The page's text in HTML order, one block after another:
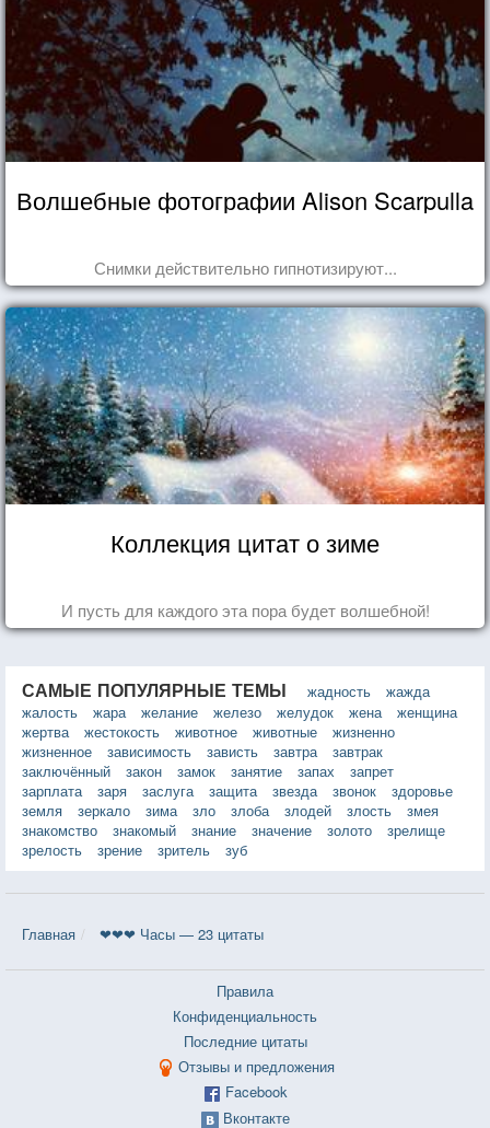
Волшебные фотографии Alison Scarpulla
Снимки действительно гипнотизируют...
Коллекция цитат о зиме
И пусть для каждого эта пора будет волшебной!
САМЫЕ ПОПУЛЯРНЫЕ ТЕМЫ жадность
жажда
жалость
жара желание железо желудок жена
женщина
жертва
жестокость животное животные
жизненно
жизненное
зависимость зависть завтра
завтрак
заключённый
закон замок занятие запах
запрет
зарплата
заря заслуга защита звезда звонок
здоровье
земля
зеркало зима зло злоба злодей злость
змея
знакомство
знакомый знание значение золото
зрелище
зрелость
зрение зритель зуб
Главная ❤❤❤ Часы — 23 цитаты
Правила
Конфиденциальность
Последние цитаты
Отзывы и предложения
Facebook
Вконтакте